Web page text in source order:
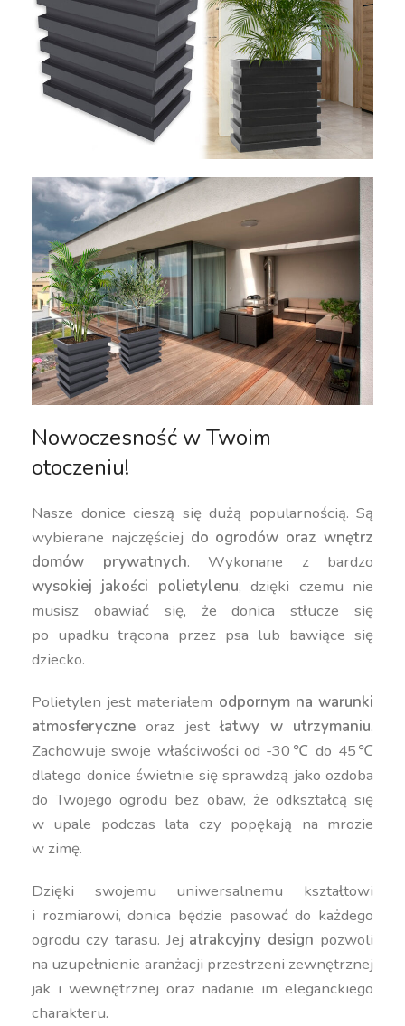
Nowoczesność w Twoim
otoczeniu!
Nasze donice cieszą się dużą popularnością. Są
wybierane najczęściej do ogrodów oraz wnętrz
domów prywatnych. Wykonane z bardzo
wysokiej jakości polietylenu, dzięki czemu nie
musisz obawiać się, że donica stłucze się
po upadku trącona przez psa lub bawiące się
dziecko.
Polietylen jest materiałem odpornym na warunki
atmosferyczne oraz jestłatwy w utrzymaniu.
Zachowuje swoje właściwości od -30℃ do 45℃
dlatego donice świetnie się sprawdzą jako ozdoba
do Twojego ogrodu bez obaw, że odkształcą się
w upale podczas lata czy popękają na mrozie
w zimę.
Dzięki swojemu uniwersalnemu kształtowi
i rozmiarowi, donica będzie pasować do każdego
ogrodu czy tarasu. Jej atrakcyjny design pozwoli
na uzupełnienie aranżacji przestrzeni zewnętrznej
jak i wewnętrznej oraz nadanie im eleganckiego
charakteru.